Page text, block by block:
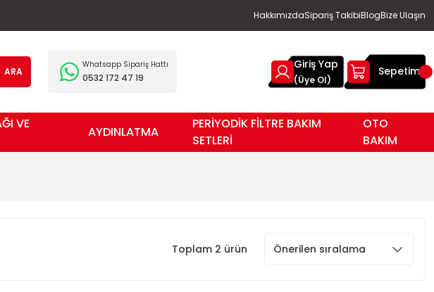
HakkımızdaSipariş TakibiBlogBize Ulaşın
ARA
Whatsapp Sipariş Hattı
0532 172 47 19
Giriş Yap
(Üye Ol)
Sepetim
VE
AYDINLATMA
PERİYODİK FİLTRE BAKIM
SETLERİ
OTO
BAKIM
Toplam 2 ürün